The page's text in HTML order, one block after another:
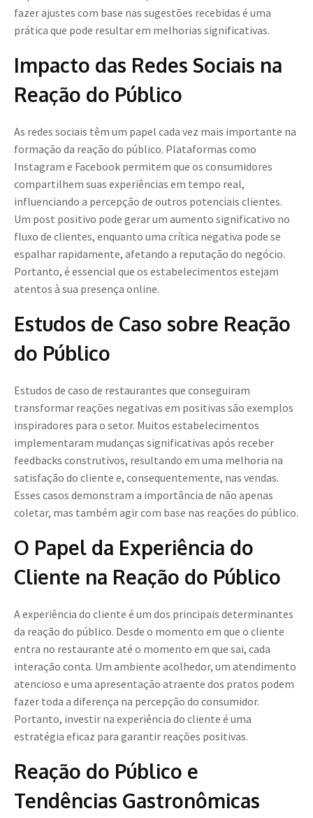
fazer ajustes com base nas sugestões recebidas é uma
prática que pode resultar em melhorias significativas.
Impacto das Redes Sociais na
Reação do Público
As redes sociais têm um papel cada vez mais importante na
formação da reação do público. Plataformas como
Instagram e Facebook permitem que os consumidores
compartilhem suas experiências em tempo real,
influenciando a percepção de outros potenciais clientes.
Um post positivo pode gerar um aumento significativo no
fluxo de clientes, enquanto uma crítica negativa pode se
espalhar rapidamente, afetando a reputação do negócio.
Portanto, é essencial que os estabelecimentos estejam
atentos à sua presença online.
Estudos de Caso sobre Reação
do Público
Estudos de caso de restaurantes que conseguiram
transformar reações negativas em positivas são exemplos
inspiradores para o setor. Muitos estabelecimentos
implementaram mudanças significativas após receber
feedbacks construtivos, resultando em uma melhoria na
satisfação do cliente e, consequentemente, nas vendas.
Esses casos demonstram a importância de não apenas
coletar, mas também agir com base nas reações do público.
O Papel da Experiência do
Cliente na Reação do Público
A experiência do cliente é um dos principais determinantes
da reação do público. Desde o momento em que o cliente
entra no restaurante até o momento em que sai, cada
interação conta. Um ambiente acolhedor, um atendimento
atencioso e uma apresentação atraente dos pratos podem
fazer toda a diferença na percepção do consumidor.
Portanto, investir na experiência do cliente é uma
estratégia eficaz para garantir reações positivas.
Reação do Público e
Tendências Gastronômicas